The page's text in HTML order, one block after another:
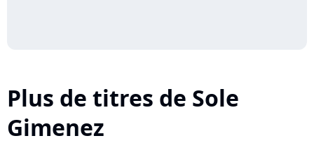
Plus de titres de Sole
Gimenez